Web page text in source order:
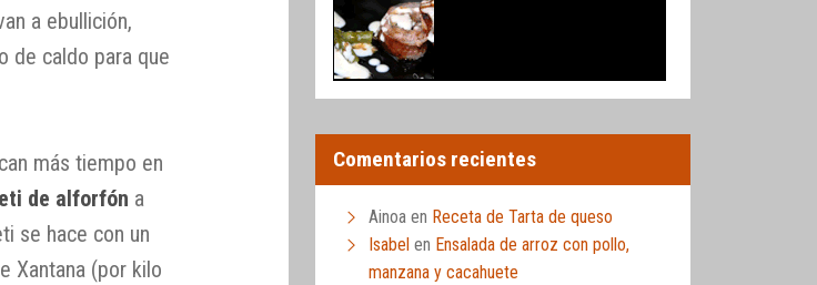
a ebullición,
de caldo para que
más tiempo en
de alforfón a
se hace con un
Xantana (por kilo
Comentarios recientes
Ainoa en Receta de Tarta de queso
Isabel en Ensalada de arroz con pollo,
manzana y cacahuete